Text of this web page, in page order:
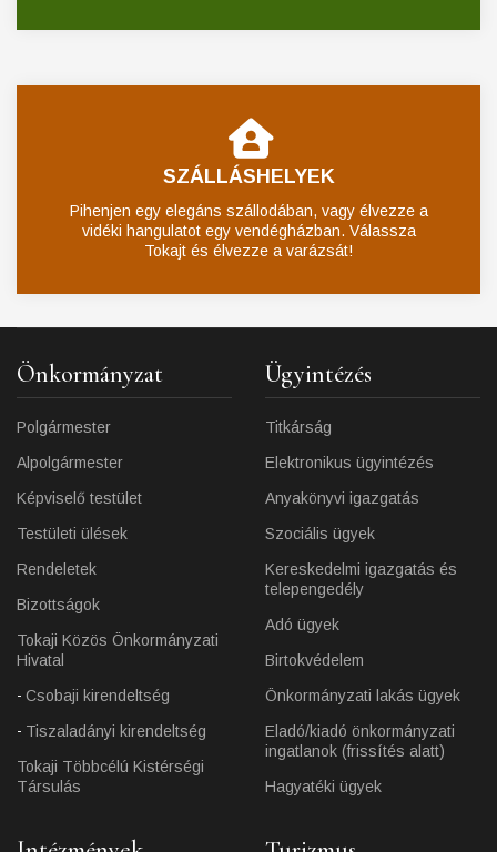
SZÁLLÁSHELYEK
Pihenjen egy elegáns szállodában, vagy élvezze a
vidéki hangulatot egy vendégházban. Válassza
Tokajt és élvezze a varázsát!
Önkormányzat
Polgármester
Alpolgármester
Képviselő testület
Testületi ülések
Rendeletek
Bizottságok
Tokaji Közös Önkormányzati
Hivatal
Csobaji kirendeltség
Tiszaladányi kirendeltség
Tokaji Többcélú Kistérségi
Társulás
Ügyintézés
Titkárság
Elektronikus ügyintézés
Anyakönyvi igazgatás
Szociális ügyek
Kereskedelmi igazgatás és
telepengedély
Adó ügyek
Birtokvédelem
Önkormányzati lakás ügyek
Eladó/kiadó önkormányzati
ingatlanok (frissítés alatt)
Hagyatéki ügyek